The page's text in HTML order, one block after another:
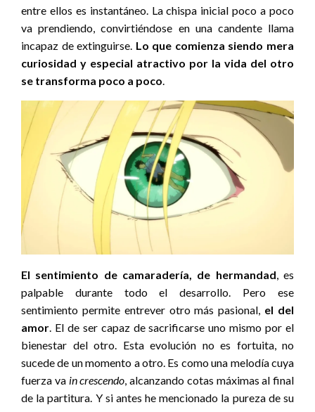
entre ellos es instantáneo. La chispa inicial poco a poco
va prendiendo, convirtiéndose en una candente llama
incapaz de extinguirse. Lo que comienza siendo mera
curiosidad y especial atractivo por la vida del otro
se transforma poco a poco.
El sentimiento de camaradería, de hermandad , es
palpable durante todo el desarrollo. Pero ese
sentimiento permite entrever otro más pasional, el del
amor . El de ser capaz de sacrificarse uno mismo por el
bienestar del otro. Esta evolución no es fortuita, no
sucede de un momento a otro. Es como una melodía cuya
fuerza va in crescendo , alcanzando cotas máximas al final
de la partitura. Y si antes he mencionado la pureza de su